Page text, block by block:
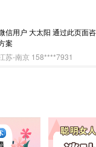
信用户 大太阳 通过此页面
案
苏-南京 158****7931
感方案
京-朝阳 151****3189